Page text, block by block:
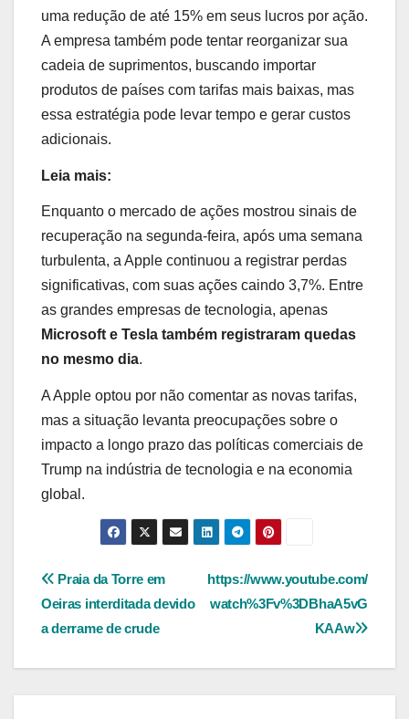
uma redução de até 15% em seus lucros por ação.
A empresa também pode tentar reorganizar sua
cadeia de suprimentos, buscando importar
produtos de países com tarifas mais baixas, mas
essa estratégia pode levar tempo e gerar custos
adicionais.
Leia mais:
Enquanto o mercado de ações mostrou sinais de
recuperação na segunda-feira, após uma semana
turbulenta, a Apple continuou a registrar perdas
significativas, com suas ações caindo 3,7%. Entre
as grandes empresas de tecnologia, apenas
Microsoft e Tesla também registraram quedas
no mesmo dia.
A Apple optou por não comentar as novas tarifas,
mas a situação levanta preocupações sobre o
impacto a longo prazo das políticas comerciais de
Trump na indústria de tecnologia e na economia
global.
Navegação
de
https://www.youtube.com/
watch%3Fv%3DBhaA5vG
KAAw
Praia da Torre em
Oeiras interditada devido
a derrame de crude